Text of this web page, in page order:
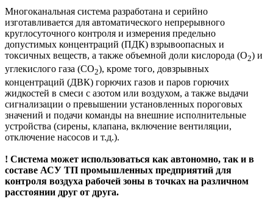
Многоканальная система разработана и серийно
изготавливается для автоматического непрерывного
круглосуточного контроля и измерения предельно
допустимых концентраций (ПДК) взрывоопасных и
токсичных веществ, а также объемной доли кислорода (O2) и
углекислого газа (CO2), кроме того, довзрывных
концентраций (ДВК) горючих газов и паров горючих
жидкостей в смеси с азотом или воздухом, а также выдачи
сигнализации о превышении установленных пороговых
значений и подачи команды на внешние исполнительные
устройства (сирены, клапана, включение вентиляции,
отключение насосов и т.д.).
! Система может использоваться как автономно, так и в
составе АСУ ТП промышленных предприятий для
контроля воздуха рабочей зоны в точках на различном
расстоянии друг от друга.